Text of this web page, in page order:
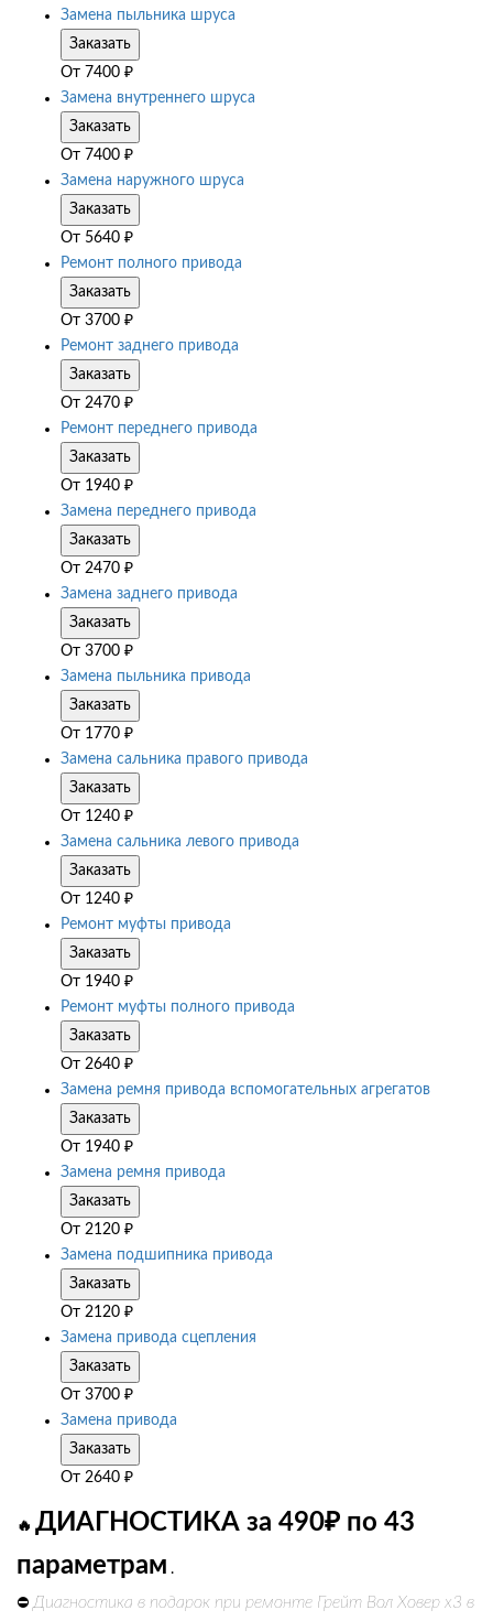
Замена пыльника шруса
Заказать
От 7400 ₽
Замена внутреннего шруса
Заказать
От 7400 ₽
Замена наружного шруса
Заказать
От 5640 ₽
Ремонт полного привода
Заказать
От 3700 ₽
Ремонт заднего привода
Заказать
От 2470 ₽
Ремонт переднего привода
Заказать
От 1940 ₽
Замена переднего привода
Заказать
От 2470 ₽
Замена заднего привода
Заказать
От 3700 ₽
Замена пыльника привода
Заказать
От 1770 ₽
Замена сальника правого привода
Заказать
От 1240 ₽
Замена сальника левого привода
Заказать
От 1240 ₽
Ремонт муфты привода
Заказать
От 1940 ₽
Ремонт муфты полного привода
Заказать
От 2640 ₽
Замена ремня привода вспомогательных агрегатов
Заказать
От 1940 ₽
Замена ремня привода
Заказать
От 2120 ₽
Замена подшипника привода
Заказать
От 2120 ₽
Замена привода сцепления
Заказать
От 3700 ₽
Замена привода
Заказать
От 2640 ₽
🔥 ДИАГНОСТИКА за 490₽ по 43
параметрам .
⛔ Диагностика в подарок при ремонте Грейт Вол Ховер х3 в